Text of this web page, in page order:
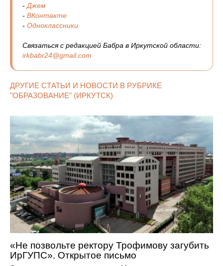
- Джем
- ВКонтакте
- Одноклассники
Связаться с редакцией Бабра в Иркутской области:
irkbabr24@gmail.com
ДРУГИЕ СТАТЬИ И НОВОСТИ В РУБРИКЕ
"ОБРАЗОВАНИЕ" (ИРКУТСК)
«Не позвольте ректору Трофимову загубить
ИрГУПС». Открытое письмо